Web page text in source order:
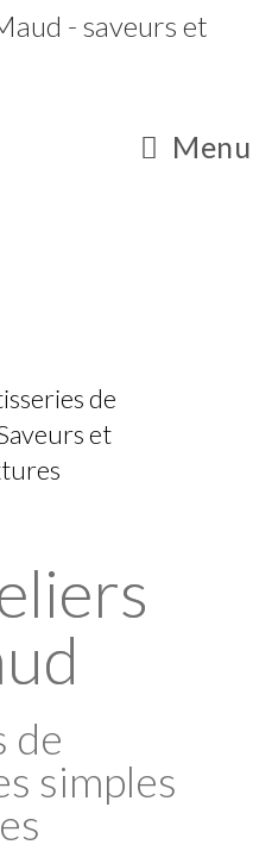
- saveurs et
Menu
de
simples